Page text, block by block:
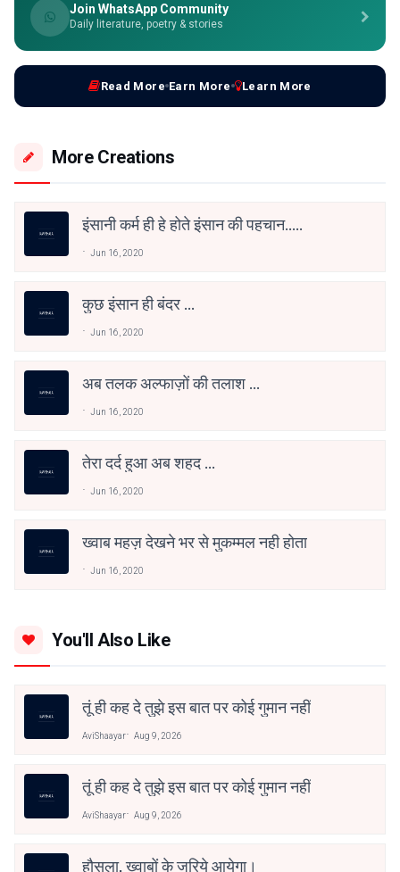
Join WhatsApp Community
Daily literature, poetry & stories
Read More Earn More Learn More
More Creations
इंसानी कर्म ही हे होते इंसान की पहचान.....
Jun 16, 2020
कुछ इंसान ही बंदर ...
Jun 16, 2020
अब तलक अल्फाज़ों की तलाश ...
Jun 16, 2020
तेरा दर्द हुआ अब शहद ...
Jun 16, 2020
ख्वाब महज़ देखने भर से मुकम्मल नही होता
Jun 16, 2020
You'll Also Like
तूं ही कह दे तुझे इस बात पर कोई गुमान नहीं
AviShaayar Aug 9, 2026
तूं ही कह दे तुझे इस बात पर कोई गुमान नहीं
AviShaayar Aug 9, 2026
हौसला, ख्वाबों के जरिये आयेगा।